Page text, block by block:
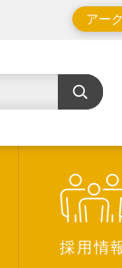
アー
採用情